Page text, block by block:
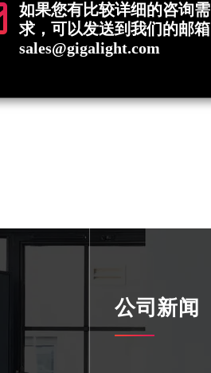
如果您有比较详细的咨询需
求，可以发送到我们的邮箱
sales@gigalight.com
公司新闻